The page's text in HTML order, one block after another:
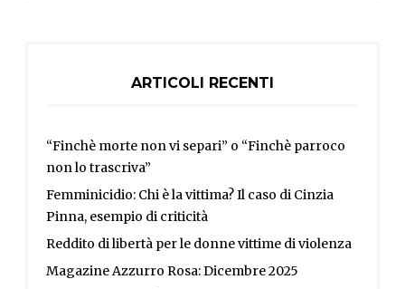
ARTICOLI RECENTI
“Finchè morte non vi separi” o “Finchè parroco
non lo trascriva”
Femminicidio: Chi è la vittima? Il caso di Cinzia
Pinna, esempio di criticità
Reddito di libertà per le donne vittime di violenza
Magazine Azzurro Rosa: Dicembre 2025